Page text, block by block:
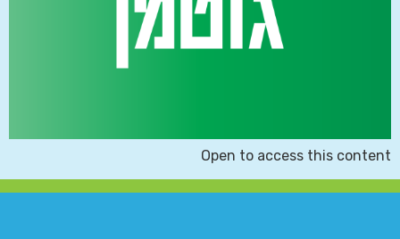
Open to access this content